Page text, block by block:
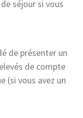
séjour si vous
de présenter un
de compte
(si vous avez un